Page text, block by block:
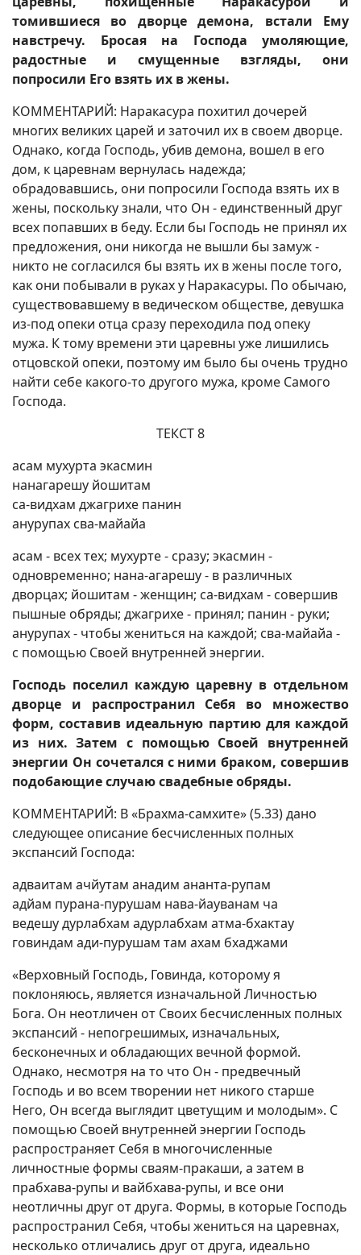
томившиеся во дворце демона, встали Ему
навстречу. Бросая на Господа умоляющие,
радостные и смущенные взгляды, они
попросили Его взять их в жены.
КОММЕНТАРИЙ: Наракасура похитил дочерей
многих великих царей и заточил их в своем дворце.
Однако, когда Господь, убив демона, вошел в его
дом, к царевнам вернулась надежда;
обрадовавшись, они попросили Господа взять их в
жены, поскольку знали, что Он - единственный друг
всех попавших в беду. Если бы Господь не принял их
предложения, они никогда не вышли бы замуж -
никто не согласился бы взять их в жены после того,
как они побывали в руках у Наракасуры. По обычаю,
существовавшему в ведическом обществе, девушка
из-под опеки отца сразу переходила под опеку
мужа. К тому времени эти царевны уже лишились
отцовской опеки, поэтому им было бы очень трудно
найти себе какого-то другого мужа, кроме Самого
Господа.
ТЕКСТ 8
асам мухурта экасмин
нанагарешу йошитам
са-видхам джагрихе панин
анурупах сва-майайа
асам - всех тех; мухурте - сразу; экасмин -
одновременно; нана-агарешу - в различных
дворцах; йошитам - женщин; са-видхам - совершив
пышные обряды; джагрихе - принял; панин - руки;
анурупах - чтобы жениться на каждой; сва-майайа -
с помощью Своей внутренней энергии.
Господь поселил каждую царевну в отдельном
дворце и распространил Себя во множество
форм, составив идеальную партию для каждой
из них. Затем с помощью Своей внутренней
энергии Он сочетался с ними браком, совершив
подобающие случаю свадебные обряды.
КОММЕНТАРИЙ: В «Брахма-самхите» (5.33) дано
следующее описание бесчисленных полных
экспансий Господа:
адваитам ачйутам анадим ананта-рупам
адйам пурана-пурушам нава-йауванам ча
ведешу дурлабхам адурлабхам атма-бхактау
говиндам ади-пурушам там ахам бхаджами
«Верховный Господь, Говинда, которому я
поклоняюсь, является изначальной Личностью
Бога. Он неотличен от Своих бесчисленных полных
экспансий - непогрешимых, изначальных,
бесконечных и обладающих вечной формой.
Однако, несмотря на то что Он - предвечный
Господь и во всем творении нет никого старше
Него, Он всегда выглядит цветущим и молодым». С
помощью Своей внутренней энергии Господь
распространяет Себя в многочисленные
личностные формы сваям-пракаши, а затем в
прабхава-рупы и вайбхава-рупы, и все они
неотличны друг от друга. Формы, в которые Господь
распространил Себя, чтобы жениться на царевнах,
несколько отличались друг от друга, идеально